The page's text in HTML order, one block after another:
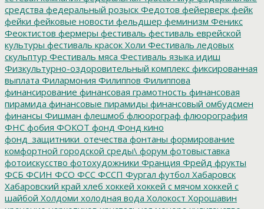
средства федеральный розыск Федотов фейерверк фейк
фейки фейковые новости фельдшер феминизм Феникс
Феоктистов фермеры фестиваль фестиваль еврейской
культуры фестиваль красок Холи Фестиваль ледовых
скульптур Фестиваль мяса Фестиваль языка идиш
Физкультурно-оздоровительный комплекс фиксированная
выплата Филармония Филиппов Филиппова
финансирование финансовая грамотность финансовая
пирамида финансовые пирамиды финансовый омбудсмен
финансы Фишман флешмоб флюорограф флюорография
ФНС фобия ФОКОТ фонд Фонд кино
фонд_защитники_отечества фонтаны формирование
комфортной городской среды\ форум фотовыставка
фотоискусство фотохудожники Франция Фрейд фрукты
ФСБ ФСИН ФСО ФСС ФССП Фургал футбол Хабаровск
Хабаровский край хлеб хоккей хоккей с мячом хоккей с
шайбой Холдоми холодная вода Холокост Хорошавин